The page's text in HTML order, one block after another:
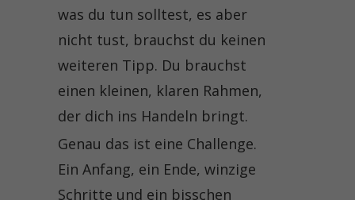
was du tun solltest, es aber
nicht tust, brauchst du keinen
weiteren Tipp. Du brauchst
einen kleinen, klaren Rahmen,
der dich ins Handeln bringt.
Genau das ist eine Challenge.
Ein Anfang, ein Ende, winzige
Schritte und ein bisschen